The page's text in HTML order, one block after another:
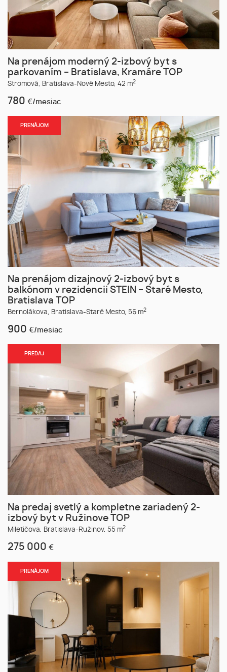
Na prenájom moderný 2-izbový byt s
parkovaním – Bratislava, Kramáre TOP
Stromová, Bratislava-Nové Mesto, 42 m2
780 €/mesiac
PRENÁJOM
Na prenájom dizajnový 2-izbový byt s
balkónom v rezidencii STEIN – Staré Mesto,
Bratislava TOP
Bernolákova, Bratislava-Staré Mesto, 56 m2
900 €/mesiac
PREDAJ
Na predaj svetlý a kompletne zariadený 2-
izbový byt v Ružinove TOP
Miletičova, Bratislava-Ružinov, 55 m2
275 000 €
PRENÁJOM